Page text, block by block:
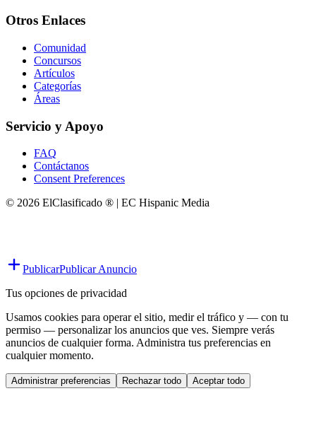
Otros Enlaces
Comunidad
Concursos
Artículos
Categorías
Áreas
Servicio y Apoyo
FAQ
Contáctanos
Consent Preferences
© 2026 ElClasificado ® | EC Hispanic Media
PublicarPublicar Anuncio
Tus opciones de privacidad
Usamos cookies para operar el sitio, medir el tráfico y — con tu
permiso — personalizar los anuncios que ves. Siempre verás
anuncios de cualquier forma. Administra tus preferencias en
cualquier momento.
Administrar preferencias Rechazar todo Aceptar todo